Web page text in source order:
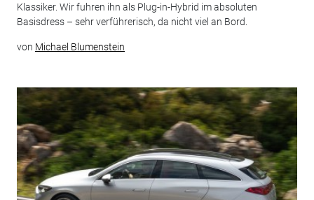
Klassiker. Wir fuhren ihn als Plug-in-Hybrid im absoluten
Basisdress – sehr verführerisch, da nicht viel an Bord.
von Michael Blumenstein